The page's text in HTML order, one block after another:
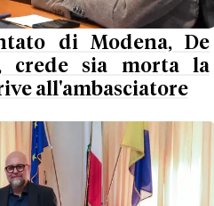
di Modena, De
crede sia morta la
all'ambasciatore